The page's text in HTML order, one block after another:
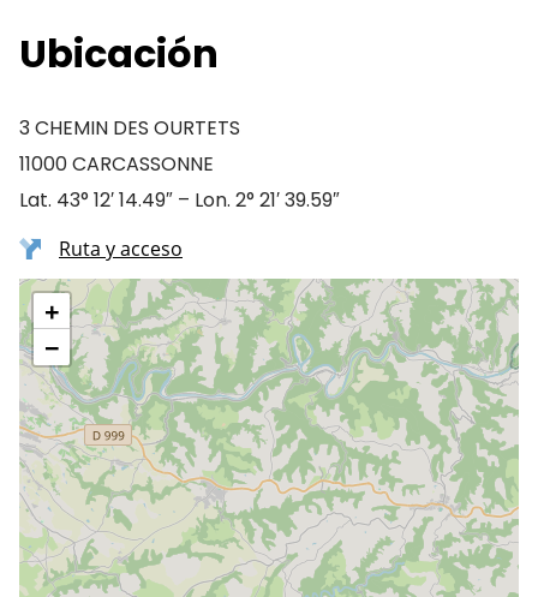
Ubicación
3 CHEMIN DES OURTETS
11000 CARCASSONNE
Lat. 43° 12′ 14.49″ – Lon. 2° 21′ 39.59″
Ruta y acceso
+
−